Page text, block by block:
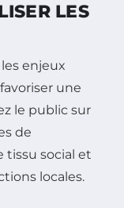
LES
enjeux
une
le public sur
de
tissu social et
locales.